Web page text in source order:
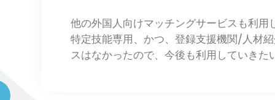
他の外国人向けマッチングサービスも利用
特定技能専用、かつ、登録支援機関/人材
スはなかったので、今後も利用していきた